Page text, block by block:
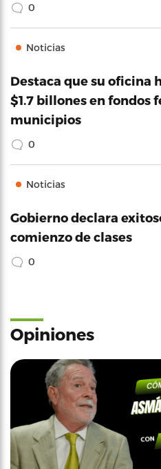
0
Noticias
Destaca que su oficina
$1.7 billones en fondos
municipios
0
Noticias
Gobierno declara
comienzo de clases
0
Opiniones